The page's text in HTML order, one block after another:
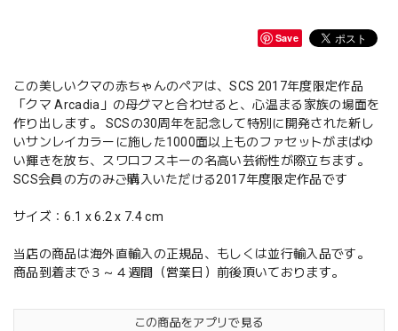
Save
この美しいクマの赤ちゃんのペアは、SCS 2017年度限定作品
「クマ Arcadia」の母グマと合わせると、心温まる家族の場面を
作り出します。 SCSの30周年を記念して特別に開発された新し
いサンレイカラーに施した1000面以上ものファセットがまばゆ
い輝きを放ち、スワロフスキーの名高い芸術性が際立ちます。
SCS会員の方のみご購入いただける2017年度限定作品です
サイズ：6.1 x 6.2 x 7.4 cm
当店の商品は海外直輸入の正規品、もしくは並行輸入品です。
商品到着まで３～４週間（営業日）前後頂いております。
この商品をアプリで見る